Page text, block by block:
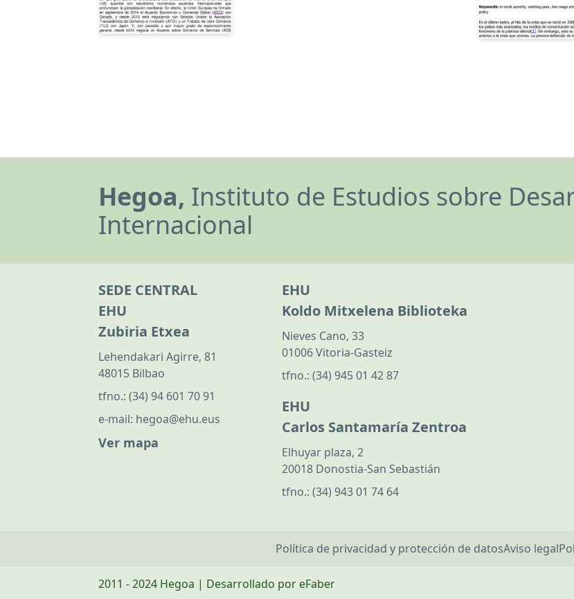
Hegoa, Instituto de Estudios sobre
Internacional
SEDE CENTRAL
EHU
Zubiria Etxea
Lehendakari Agirre, 81
48015 Bilbao
tfno.: (34) 94 601 70 91
e-mail: hegoa@ehu.eus
Ver mapa
EHU
Koldo Mitxelena Biblioteka
Nieves Cano, 33
01006 Vitoria-Gasteiz
tfno.: (34) 945 01 42 87
EHU
Carlos Santamaría Zentroa
Elhuyar plaza, 2
20018 Donostia-San Sebastián
tfno.: (34) 943 01 74 64
Política de privacidad y protección de datosAviso legal
2011 - 2024 Hegoa | Desarrollado por eFaber